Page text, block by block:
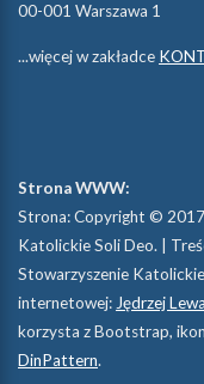
00-001 Warszawa 1
...więcej w zakładce
Strona WWW:
Strona: Copyright ©
Katolickie Soli Deo. |
Stowarzyszenie
internetowej: Jędrzej
korzysta z Bootstrap,
DinPattern.